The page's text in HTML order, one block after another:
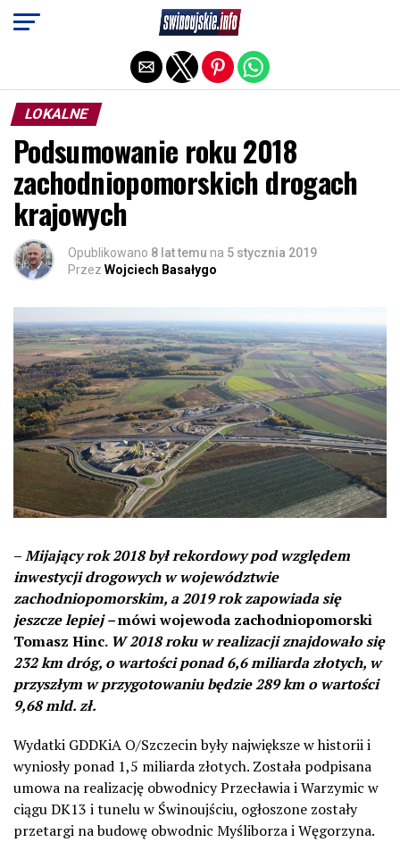
LOKALNE
Podsumowanie roku 2018
zachodniopomorskich drogach
krajowych
Opublikowano 8 lat temu na 5 stycznia 2019
Przez Wojciech Basałygo
–Mijający rok 2018 był rekordowy pod względem
inwestycji drogowych w województwie
zachodniopomorskim, a 2019 rok zapowiada się
jeszcze lepiej –mówi wojewoda zachodniopomorski
Tomasz Hinc. W 2018 roku w realizacji znajdowało się
232 km dróg, o wartości ponad 6,6 miliarda złotych, w
przyszłym w przygotowaniu będzie 289 km o wartości
9,68 mld. zł.
Wydatki GDDKiA O/Szczecin były największe w historii i
wyniosły ponad 1,5 miliarda złotych. Została podpisana
umowa na realizację obwodnicy Przecławia i Warzymic w
ciągu DK13 i tunelu w Świnoujściu, ogłoszone zostały
przetargi na budowę obwodnic Myśliborza i Węgorzyna.
Exit mobile version